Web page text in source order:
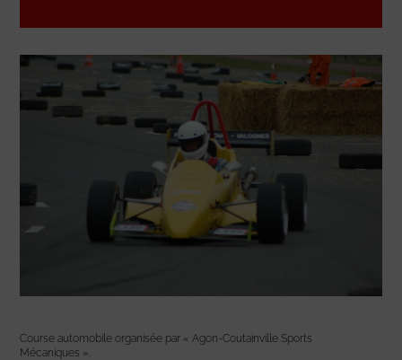
Course automobile organisée par « Agon-Coutainville Sports
Mécaniques ».